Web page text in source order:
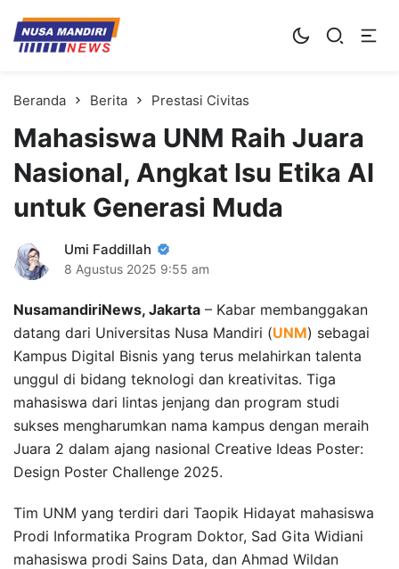
Kampus Digital Bisnis
Universitas Nusa Mandiri
Beranda Berita Prestasi Civitas
Mahasiswa UNM Raih Juara
Nasional, Angkat Isu Etika AI
untuk Generasi Muda
Umi Faddillah
8 Agustus 2025 9:55 am
NusamandiriNews, Jakarta – Kabar membanggakan
datang dari Universitas Nusa Mandiri (UNM) sebagai
Kampus Digital Bisnis yang terus melahirkan talenta
unggul di bidang teknologi dan kreativitas. Tiga
mahasiswa dari lintas jenjang dan program studi
sukses mengharumkan nama kampus dengan meraih
Juara 2 dalam ajang nasional Creative Ideas Poster:
Design Poster Challenge 2025.
Tim UNM yang terdiri dari Taopik Hidayat mahasiswa
Prodi Informatika Program Doktor, Sad Gita Widiani
mahasiswa prodi Sains Data, dan Ahmad Wildan